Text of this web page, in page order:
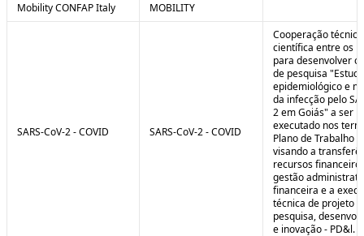
Mobility CONFAP Italy
MOBILITY
SARS-CoV-2 - COVID SARS-CoV-2 - COVID
Cooperação
científica entre os
para desenvolver o
de pesquisa "Estudo
epidemiológico e
da infecção pelo
2 em Goiás" a ser
executado nos
Plano de Trabalho
visando a
recursos
gestão
financeira e a
técnica de projeto
pesquisa,
e inovação - PD&l.